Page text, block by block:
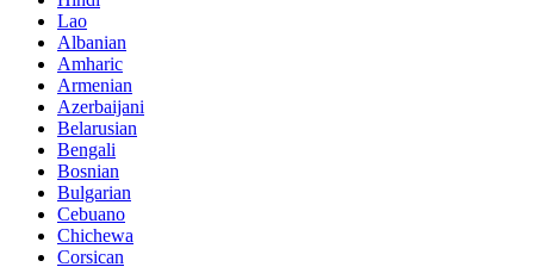
Lao
Albanian
Amharic
Armenian
Azerbaijani
Belarusian
Bengali
Bosnian
Bulgarian
Cebuano
Chichewa
Corsican